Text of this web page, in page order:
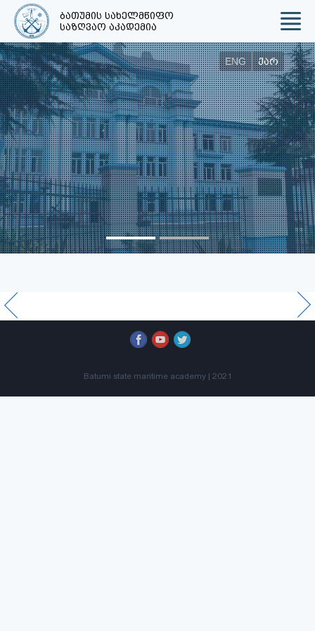
ბათუმის სახელმწიფო
საზღვაო აკადემია
ENG ქარ
Batumi state maritime academy | 2021